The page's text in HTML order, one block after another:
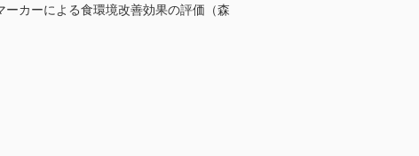
カーによる食環境改善効果の評価（森